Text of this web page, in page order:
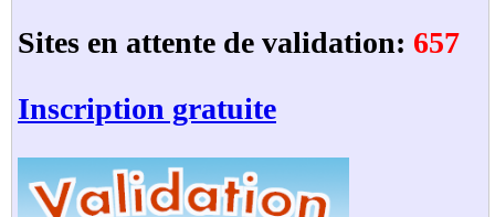
Sites en attente de validation: 657
Inscription gratuite